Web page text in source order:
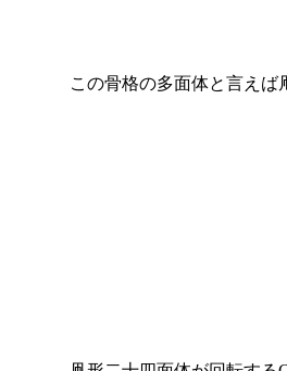
この骨格の多面体と言えば